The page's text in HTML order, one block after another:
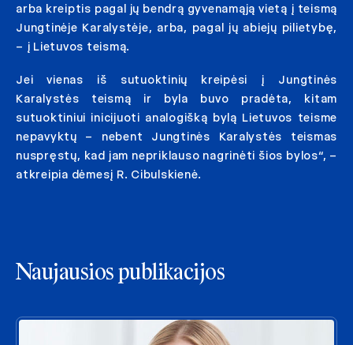
arba kreiptis pagal jų bendrą gyvenamąją vietą į teismą
Jungtinėje Karalystėje, arba, pagal jų abiejų pilietybę,
– į Lietuvos teismą.
Jei vienas iš sutuoktinių kreipėsi į Jungtinės
Karalystės teismą ir byla buvo pradėta, kitam
sutuoktiniui inicijuoti analogišką bylą Lietuvos teisme
nepavyktų – nebent Jungtinės Karalystės teismas
nuspręstų, kad jam nepriklauso nagrinėti šios bylos“, –
atkreipia dėmesį R. Cibulskienė.
Naujausios publikacijos